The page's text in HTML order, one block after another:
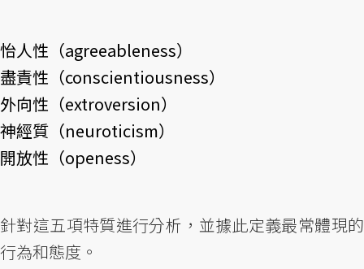
怡人性（agreeableness）
盡責性（conscientiousness）
外向性（extroversion）
神經質（neuroticism）
開放性（openess）
針對這五項特質進行分析，並據此定義最常體現的
行為和態度。